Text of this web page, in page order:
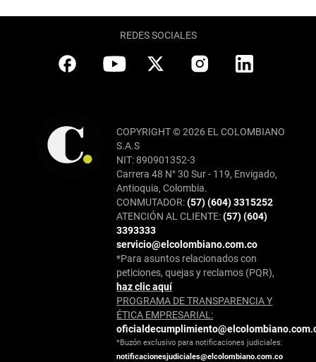
REDES SOCIALES
COPYRIGHT © 2026 EL COLOMBIANO
S.A.S
NIT: 890901352-3
Carrera 48 N° 30 Sur - 119, Envigado,
Antioquia, Colombia.
CONMUTADOR:(57) (604) 3315252
ATENCIÓN AL CLIENTE:(57) (604)
3393333
servicio@elcolombiano.com.co
*Para asuntos relacionados con
peticiones, quejas y reclamos (PQR),
haz clic aquí
PROGRAMA DE TRANSPARENCIA Y
ÉTICA EMPRESARIAL:
*Buzón exclusivo para notificaciones judiciales:
notificacionesjudiciales@elcolombiano.com.co